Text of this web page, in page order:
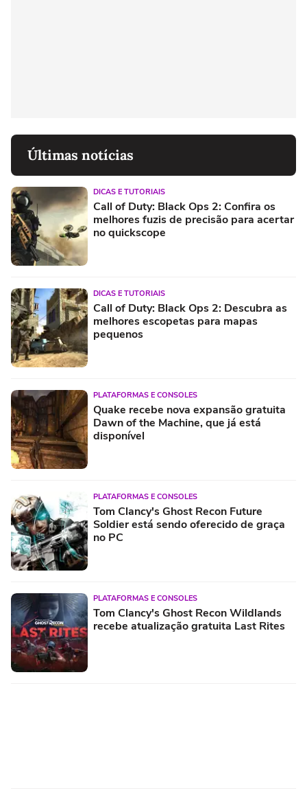
Últimas notícias
DICAS E TUTORIAIS
Call of Duty: Black Ops 2: Confira os
melhores fuzis de precisão para acertar
no quickscope
DICAS E TUTORIAIS
Call of Duty: Black Ops 2: Descubra as
melhores escopetas para mapas
pequenos
PLATAFORMAS E CONSOLES
Quake recebe nova expansão gratuita
Dawn of the Machine, que já está
disponível
PLATAFORMAS E CONSOLES
Tom Clancy's Ghost Recon Future
Soldier está sendo oferecido de graça
no PC
PLATAFORMAS E CONSOLES
Tom Clancy's Ghost Recon Wildlands
recebe atualização gratuita Last Rites